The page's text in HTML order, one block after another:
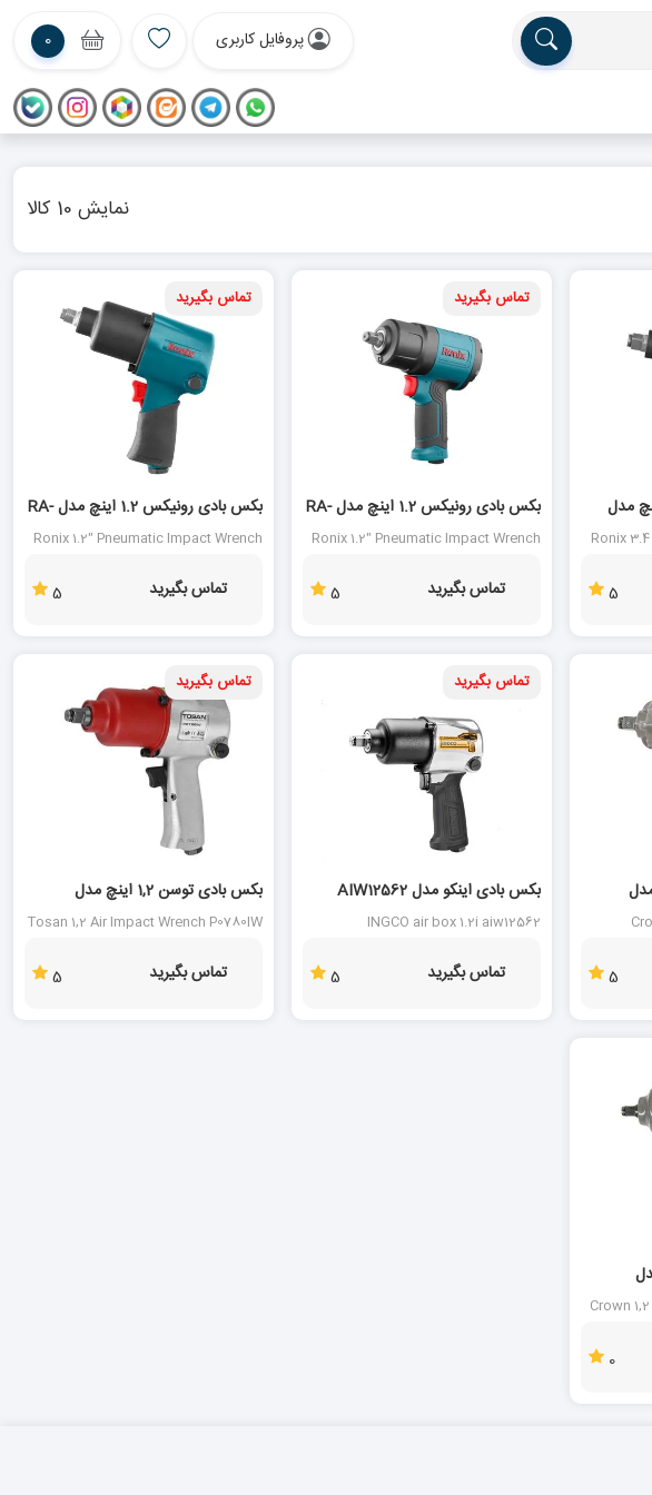
پروفایل کاربری 0
نمایش 10 کالا
رونیکس 3.4 اینچ مدل
Ronix
5
تماس بگیرید
بکس بادی رونیکس 1.2 اینچ مدل RA-
1202
Ronix 1.2" Pneumatic Impact Wrench
تماس بگیرید 5
تماس بگیرید
بکس بادی رونیکس 1.2 اینچ مدل RA-
1201
Ronix 1.2" Pneumatic Impact Wrench
تماس بگیرید 5
مدل
5
تماس بگیرید
بکس بادی اینکو مدل AIW12562
INGCO air box 1.2i aiw12562
تماس بگیرید 5
تماس بگیرید
بکس بادی توسن 1,2 اینچ مدل
P0780IW
Tosan 1,2 Air Impact Wrench P0780IW
تماس بگیرید 5
مدل
Crown
0